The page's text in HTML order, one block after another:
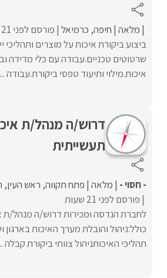
מלאה חיפה כרמיאל פורסם לפני 21 שעות
ביצוע ביקורת איכות על מוצרים ותהליכי
שרטוטים טכניים.עבודה עם כלי מדידה
איכות.מילוי ותיעוד טפסי ביקורת.עבודה ...
דרוש/ה מנהל/ת
תעשייתית
- חסוי - מלאה פתח תקווה ראש העין
פורסם לפני 21 שעות
לחברת הנדסה ומכירות דרוש/ה מנהל/ת
כולל:ניהול והובלת מערך האיכות
תהליכי האיכותניהול צוותי ביקורת קבלה